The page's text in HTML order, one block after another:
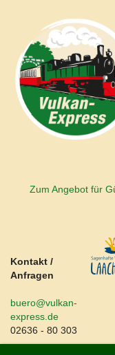
Zum Angebot für
Kontakt /
Anfragen
buero@vulkan-
express.de
02636 - 80 303